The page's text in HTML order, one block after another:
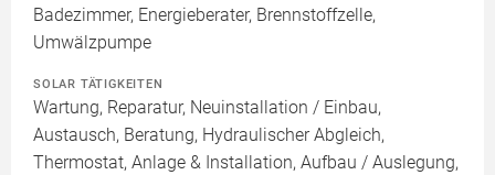
Badezimmer, Energieberater, Brennstoffzelle,
Umwälzpumpe
SOLAR TÄTIGKEITEN
Wartung, Reparatur, Neuinstallation / Einbau,
Austausch, Beratung, Hydraulischer Abgleich,
Thermostat, Anlage & Installation, Aufbau / Auslegung,